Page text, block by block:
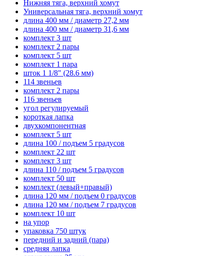
Нижняя тяга, верхний хомут
Универсальная тяга, верхний хомут
длина 400 мм / диаметр 27,2 мм
длина 400 мм / диаметр 31,6 мм
комплект 3 шт
комплект 2 пары
комплект 5 шт
комплект 1 пара
шток 1 1/8" (28.6 мм)
114 звеньев
комплект 2 пары
116 звеньев
угол регулируемый
короткая лапка
двухкомпонентная
комплект 5 шт
длина 100 / подъем 5 градусов
комплект 22 шт
комплект 3 шт
длина 110 / подъем 5 градусов
комплект 50 шт
комплект (левый+правый)
длина 120 мм / подъем 0 градусов
длина 120 мм / подъем 7 градусов
комплект 10 шт
на упор
упаковка 750 штук
передний и задний (пара)
средняя лапка